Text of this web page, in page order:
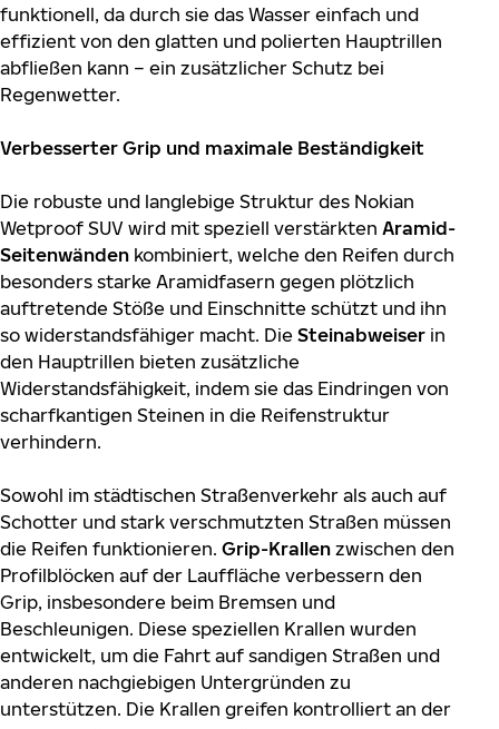
funktionell, da durch sie das Wasser einfach und
effizient von den glatten und polierten Hauptrillen
abfließen kann – ein zusätzlicher Schutz bei
Regenwetter.
Verbesserter Grip und maximale Beständigkeit
Die robuste und langlebige Struktur des Nokian
Wetproof SUV wird mit speziell verstärkten Aramid-
Seitenwänden kombiniert, welche den Reifen durch
besonders starke Aramidfasern gegen plötzlich
auftretende Stöße und Einschnitte schützt und ihn
so widerstandsfähiger macht. Die Steinabweiser in
den Hauptrillen bieten zusätzliche
Widerstandsfähigkeit, indem sie das Eindringen von
scharfkantigen Steinen in die Reifenstruktur
verhindern.
Sowohl im städtischen Straßenverkehr als auch auf
Schotter und stark verschmutzten Straßen müssen
die Reifen funktionieren. Grip-Krallen zwischen den
Profilblöcken auf der Lauffläche verbessern den
Grip, insbesondere beim Bremsen und
Beschleunigen. Diese speziellen Krallen wurden
entwickelt, um die Fahrt auf sandigen Straßen und
anderen nachgiebigen Untergründen zu
unterstützen. Die Krallen greifen kontrolliert an der